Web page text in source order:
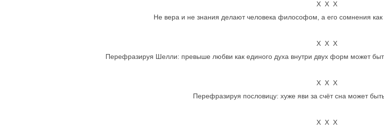
Х Х Х
Не вера и не знания делают человека философом, а его сомнения как
Х Х Х
Перефразируя Шелли: превыше любви как единого духа внутри двух форм может
Х Х Х
Перефразируя пословицу: хуже яви за счёт сна может быть
Х Х Х